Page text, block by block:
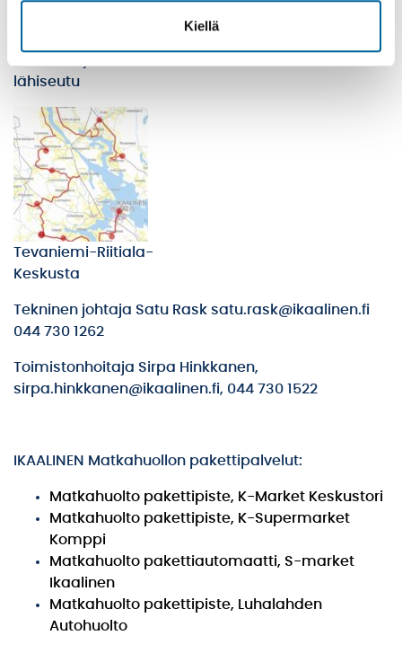
Kiellä
lähiseutu
Tevaniemi-Riitiala-
Keskusta
Tekninen johtaja Satu Rask satu.rask@ikaalinen.fi
044 730 1262
Toimistonhoitaja Sirpa Hinkkanen,
sirpa.hinkkanen@ikaalinen.fi, 044 730 1522
IKAALINEN Matkahuollon pakettipalvelut:
Matkahuolto pakettipiste, K-Market Keskustori
Matkahuolto pakettipiste, K-Supermarket
Komppi
Matkahuolto pakettiautomaatti, S-market
Ikaalinen
Matkahuolto pakettipiste, Luhalahden
Autohuolto